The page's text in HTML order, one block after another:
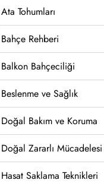
Ata Tohumları
Bahçe Rehberi
Balkon Bahçeciliği
Beslenme ve Sağlık
Doğal Bakım ve Koruma
Doğal Zararlı Mücadelesi
Hasat Saklama Teknikleri